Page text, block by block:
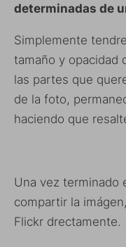
determinadas de
Simplemente
tamaño y opacidad
las partes que
de la foto,
haciendo que
Una vez terminado
compartir la
Flickr drectamente.